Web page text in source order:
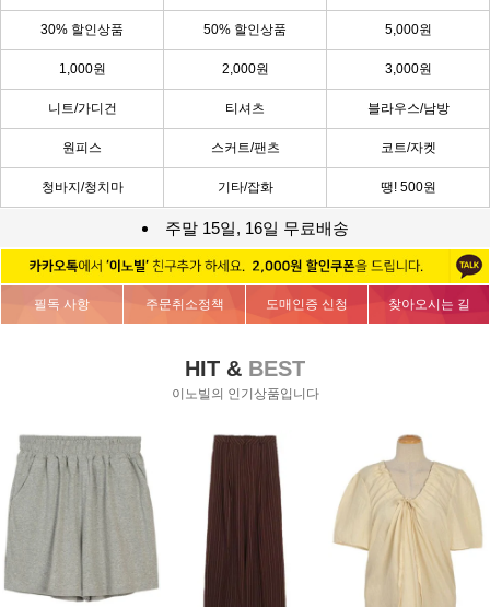
30% 할인상품 50% 할인상품 5,000원
1,000원 2,000원 3,000원
니트/가디건 티셔츠 블라우스/남방
원피스 스커트/팬츠 코트/자켓
청바지/청치마 기타/잡화 땡! 500원
주말 15일, 16일 무료배송
필독 사항 주문취소정책 도매인증 신청 찾아오시는 길
HIT & BEST
이노빌의 인기상품입니다